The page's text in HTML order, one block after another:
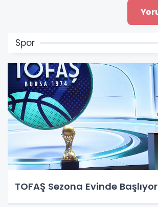
Spor
TOFAŞ Sezona Evinde Başlıyor